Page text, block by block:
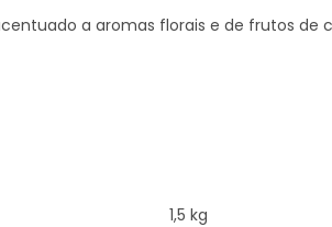
a aromas florais e de frutos de
1,5 kg